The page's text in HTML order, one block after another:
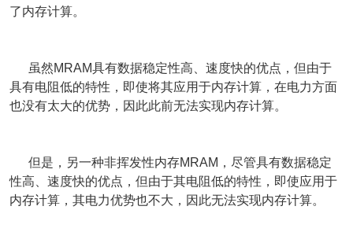
了内存计算。
虽然MRAM具有数据稳定性高、速度快的优点，但由于
具有电阻低的特性，即使将其应用于内存计算，在电力方面
也没有太大的优势，因此此前无法实现内存计算。
但是，另一种非挥发性内存MRAM，尽管具有数据稳定
性高、速度快的优点，但由于其电阻低的特性，即使应用于
内存计算，其电力优势也不大，因此无法实现内存计算。